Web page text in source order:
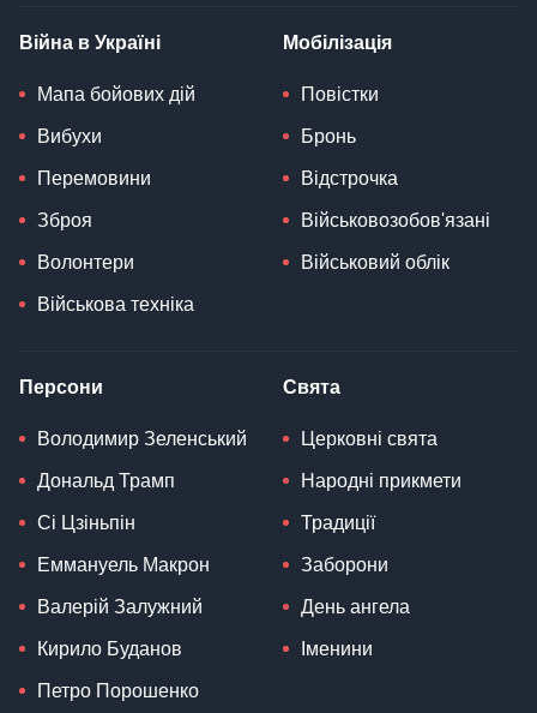
Війна в Україні
Мапа бойових дій
Вибухи
Перемовини
Зброя
Волонтери
Військова техніка
Мобілізація
Повістки
Бронь
Відстрочка
Військовозобов'язані
Військовий облік
Персони
Володимир Зеленський
Дональд Трамп
Сі Цзіньпін
Еммануель Макрон
Валерій Залужний
Кирило Буданов
Петро Порошенко
Свята
Церковні свята
Народні прикмети
Традиції
Заборони
День ангела
Іменини